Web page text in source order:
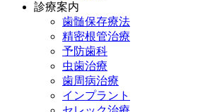
診療案内
歯髄保存療法
精密根管治療
予防歯科
虫歯治療
歯周病治療
インプラント